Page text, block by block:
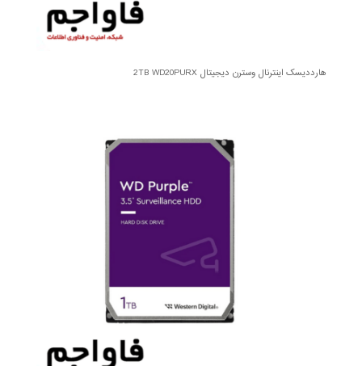
هارددیسک اینترنال وسترن دیجیتال 2TB WD20PURX